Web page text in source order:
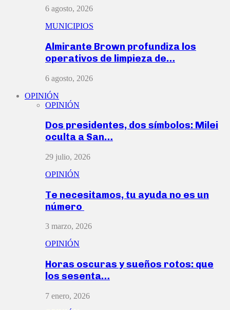
6 agosto, 2026
MUNICIPIOS
Almirante Brown profundiza los
operativos de limpieza de…
6 agosto, 2026
OPINIÓN
OPINIÓN
Dos presidentes, dos símbolos: Milei
oculta a San…
29 julio, 2026
OPINIÓN
Te necesitamos, tu ayuda no es un
número
3 marzo, 2026
OPINIÓN
Horas oscuras y sueños rotos: que
los sesenta…
7 enero, 2026